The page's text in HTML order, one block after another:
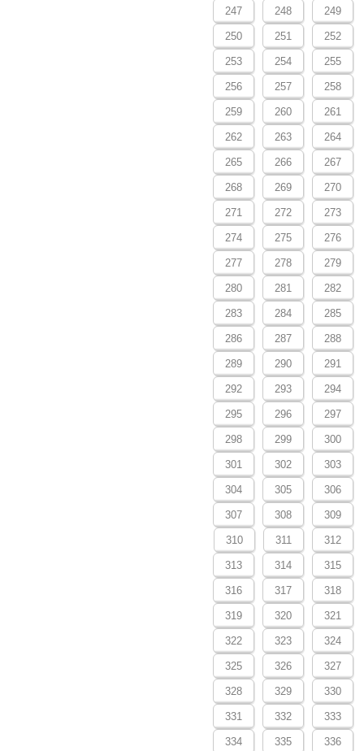
247 248 249
250 251 252
253 254 255
256 257 258
259 260 261
262 263 264
265 266 267
268 269 270
271 272 273
274 275 276
277 278 279
280 281 282
283 284 285
286 287 288
289 290 291
292 293 294
295 296 297
298 299 300
301 302 303
304 305 306
307 308 309
310 311 312
313 314 315
316 317 318
319 320 321
322 323 324
325 326 327
328 329 330
331 332 333
334 335 336